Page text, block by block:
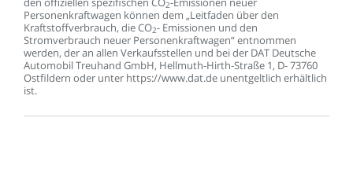
2
Personenkraftwagen können dem „Leitfaden überden
Kraftstoffverbrauch, dieCO2- Emissionen und den
Stromverbrauch neuer Personenkraftwagen“entnommen
werden, deran allen Verkaufsstellen und beider DAT Deutsche
AutomobilTreuhand GmbH, Hellmuth-Hirth-Straße 1, D-73760
Ostfildern oder unter https://www.dat.de unentgeltlich erhältlich
ist.